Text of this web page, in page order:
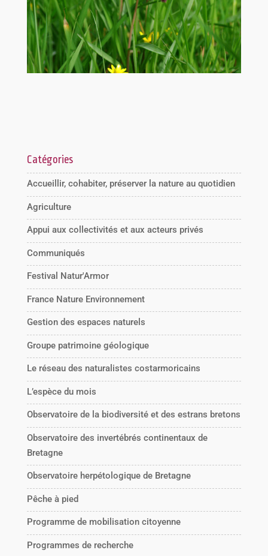
Catégories
Accueillir, cohabiter, préserver la nature au quotidien
Agriculture
Appui aux collectivités et aux acteurs privés
Communiqués
Festival Natur'Armor
France Nature Environnement
Gestion des espaces naturels
Groupe patrimoine géologique
Le réseau des naturalistes costarmoricains
L’espèce du mois
Observatoire de la biodiversité et des estrans bretons
Observatoire des invertébrés continentaux de
Bretagne
Observatoire herpétologique de Bretagne
Pêche à pied
Programme de mobilisation citoyenne
Programmes de recherche